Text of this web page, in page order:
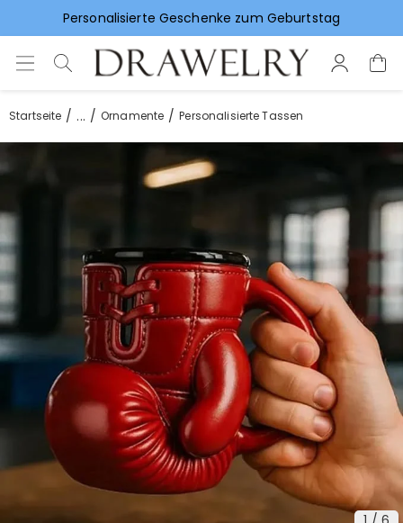
Vorlieben für Hochzeitsgeschenke
Startseite ... Ornamente Personalisierte Tassen